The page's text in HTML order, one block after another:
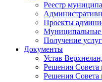
Реестр
Проекты
Муниципальные
Получение
Документы
Устав
Решения Совета
Решения Совета